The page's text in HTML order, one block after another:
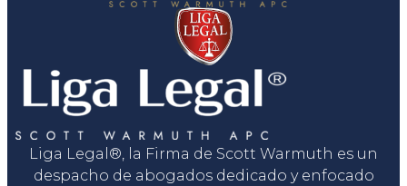
Liga Legal®, la Firma de Scott Warmuth es un
despacho de abogados dedicado y enfocado